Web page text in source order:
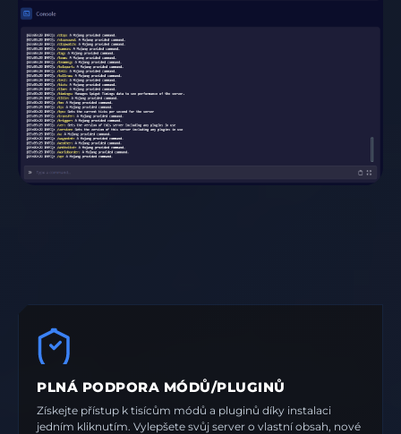
PLNÁ PODPORA MÓDŮ/PLUGINŮ
Získejte přístup k tisícům módů a pluginů díky instalaci
jedním kliknutím. Vylepšete svůj server o vlastní obsah, nové